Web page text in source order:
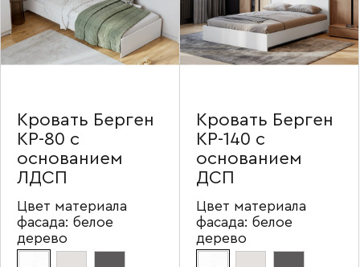
Кровать Берген
КР-80 с
основанием
ЛДСП
Цвет материала
фасада: белое
дерево
Кровать Берген
КР-140 с
основанием
ДСП
Цвет материала
фасада: белое
дерево